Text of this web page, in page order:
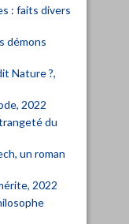
: faits divers
démons
Nature ?,
2022
du
un roman
2022